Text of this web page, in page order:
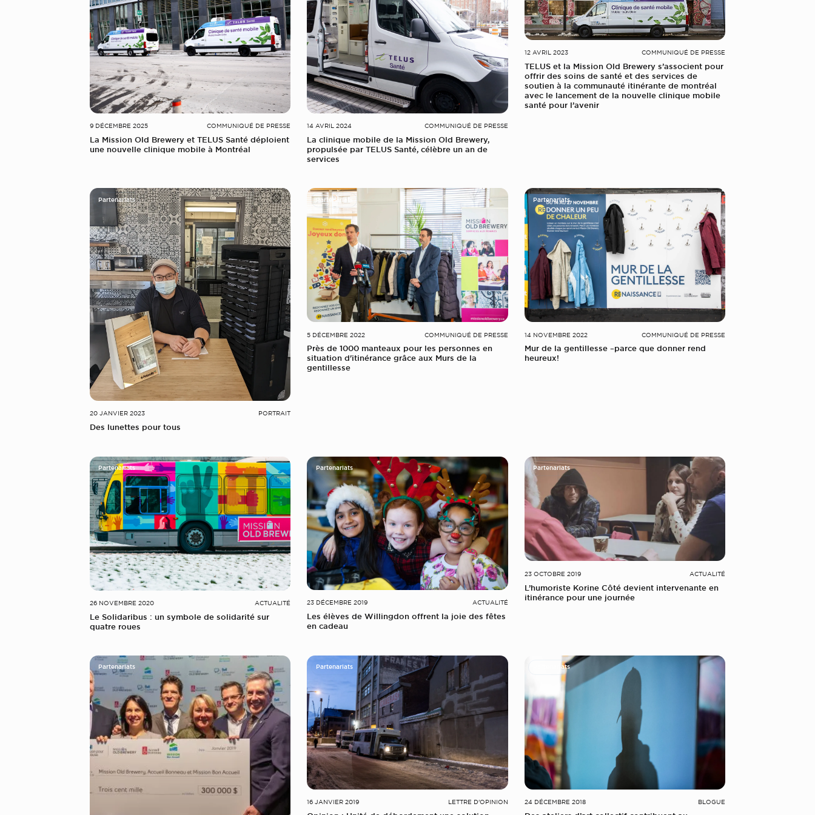
9 DÉCEMBRE 2025 COMMUNIQUÉ DE PRESSE
La Mission Old Brewery et TELUS Santé déploient
une nouvelle clinique mobile à Montréal
14 AVRIL 2024 COMMUNIQUÉ DE PRESSE
La clinique mobile de la Mission Old Brewery,
propulsée par TELUS Santé, célèbre un an de
services
12 AVRIL 2023 COMMUNIQUÉ DE PRESSE
TELUS et la Mission Old Brewery s’associent pour
offrir des soins de santé et des services de
soutien à la communauté itinérante de montréal
avec le lancement de la nouvelle clinique mobile
santé pour l’avenir
Partenariats
20 JANVIER 2023 PORTRAIT
Des lunettes pour tous
Partenariats
5 DÉCEMBRE 2022 COMMUNIQUÉ DE PRESSE
Près de 1000 manteaux pour les personnes en
situation d'itinérance grâce aux Murs de la
gentillesse
Partenariats
14 NOVEMBRE 2022 COMMUNIQUÉ DE PRESSE
Mur de la gentillesse –parce que donner rend
heureux!
Partenariats
26 NOVEMBRE 2020 ACTUALITÉ
Le Solidaribus : un symbole de solidarité sur
quatre roues
Partenariats
23 DÉCEMBRE 2019 ACTUALITÉ
Les élèves de Willingdon offrent la joie des fêtes
en cadeau
Partenariats
23 OCTOBRE 2019 ACTUALITÉ
L’humoriste Korine Côté devient intervenante en
itinérance pour une journée
Partenariats Partenariats
16 JANVIER 2019 LETTRE D'OPINION
Partenariats
24 DÉCEMBRE 2018 BLOGUE